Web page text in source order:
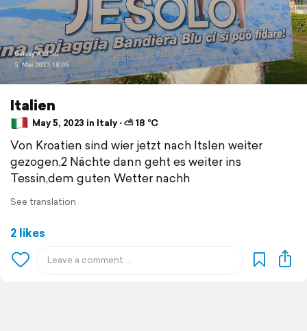
Italien
May 5, 2023 in Italy ⋅ ⛅ 18 °C
Von Kroatien sind wier jetzt nach Itslen weiter
gezogen,2 Nächte dann geht es weiter ins
Tessin,dem guten Wetter nachh
See translation
2 likes